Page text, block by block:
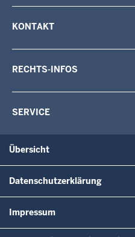
KONTAKT
RECHTS-INFOS
SERVICE
Übersicht
Datenschutzerklärung
Impressum